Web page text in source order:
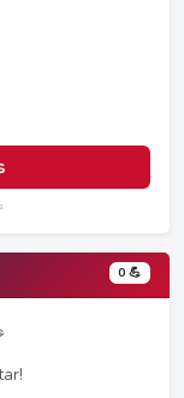
0 💪